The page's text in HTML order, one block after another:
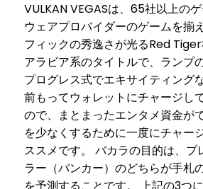
VULKAN VEGASは、65社以上の
ウェアプロバイダーのゲームを揃
フィックの秀逸さが光るRed Tiger
アラビア系のタイトルで、ランプ
プログレス式でエキサイティング
前もってウォレットにチャージし
ので、まとまったエンタメ資金が
を少なくするために一度にチャー
ススメです。 バカラの目的は、プ
ラー（バンカー）のどちらが手札